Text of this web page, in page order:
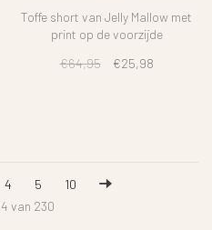
Toffe short van Jelly Mallow met
print op de voorzijde
€64,95
€25,98
4 5
10
van 230